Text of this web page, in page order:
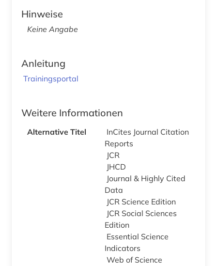
Hinweise
Keine Angabe
Anleitung
Trainingsportal
Weitere Informationen
Alternative Titel
InCites Journal Citation
Reports
JCR
JHCD
Journal & Highly Cited
Data
JCR Science Edition
JCR Social Sciences
Edition
Essential Science
Indicators
Web of Science